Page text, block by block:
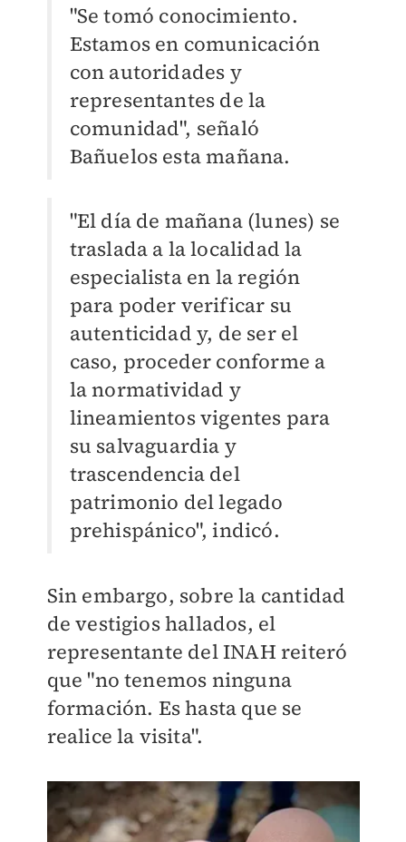
"Se tomó conocimiento.
Estamos en comunicación
con autoridades y
representantes de la
comunidad", señaló
Bañuelos esta mañana.
"El día de mañana (lunes) se
traslada a la localidad la
especialista en la región
para poder verificar su
autenticidad y, de ser el
caso, proceder conforme a
la normatividad y
lineamientos vigentes para
su salvaguardia y
trascendencia del
patrimonio del legado
prehispánico", indicó.
Sin embargo, sobre la cantidad
de vestigios hallados, el
representante del INAH reiteró
que "no tenemos ninguna
formación. Es hasta que se
realice la visita".